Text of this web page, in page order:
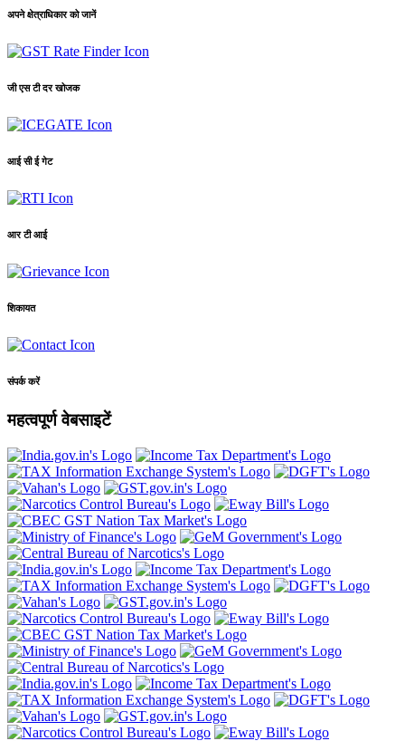
अपने क्षेत्राधिकार को जानें
जी एस टी दर खोजक
आई सी ई गेट
आर टी आई
शिकायत
संपर्क करें
महत्वपूर्ण वेबसाइटें